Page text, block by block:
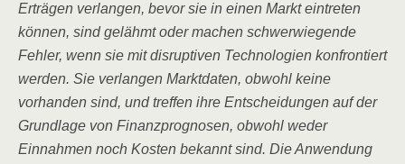
Erträgen verlangen, bevor sie in einen Markt eintreten
können, sind gelähmt oder machen schwerwiegende
Fehler, wenn sie mit disruptiven Technologien konfrontiert
werden. Sie verlangen Marktdaten, obwohl keine
vorhanden sind, und treffen ihre Entscheidungen auf der
Grundlage von Finanzprognosen, obwohl weder
Einnahmen noch Kosten bekannt sind. Die Anwendung